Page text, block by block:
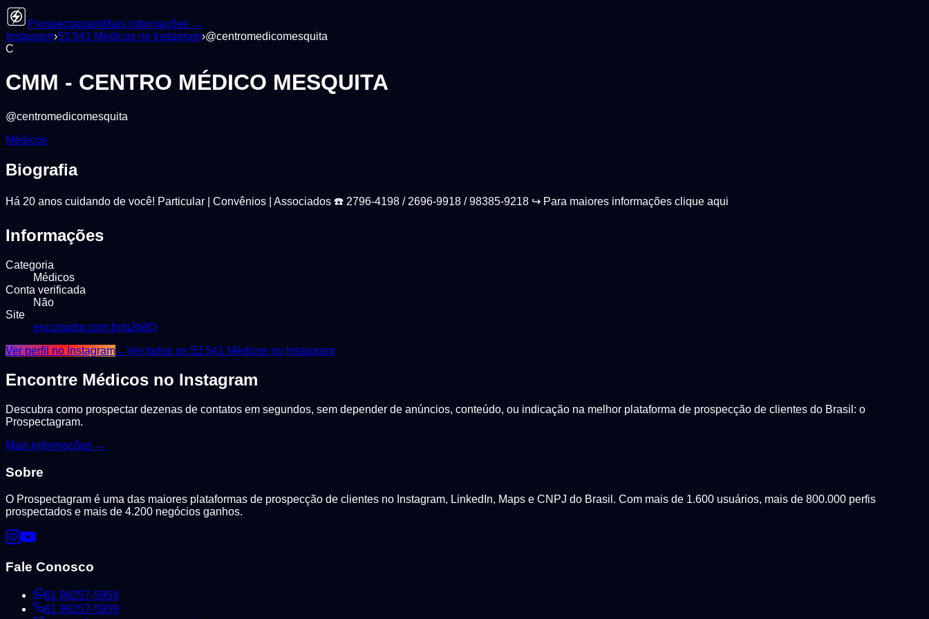
ProspectagramMais informações →
Instagram›53.541 Médicos no Instagram›@centromedicomesquita
C
CMM - CENTRO MÉDICO MESQUITA
@centromedicomesquita
Médicos
Biografia
Há 20 anos cuidando de você! Particular | Convênios | Associados ☎️ 2796-4198 / 2696-9918 / 98385-9218 ↪️ Para maiores informações clique aqui
Informações
Categoria
Médicos
Conta verificada
Não
Site
encurtador.com.br/q2b8O
Ver perfil no Instagram←Ver todos os 53.541 Médicos no Instagram
Encontre Médicos no Instagram
Descubra como prospectar dezenas de contatos em segundos, sem depender de anúncios, conteúdo, ou indicação na melhor plataforma de prospecção de clientes do Brasil: o
Prospectagram.
Mais informações →
Sobre
O Prospectagram é uma das maiores plataformas de prospecção de clientes no Instagram, LinkedIn, Maps e CNPJ do Brasil. Com mais de 1.600 usuários, mais de 800.000 perfis
prospectados e mais de 4.200 negócios ganhos.
Fale Conosco
61 98257-5959
61 98257-5959